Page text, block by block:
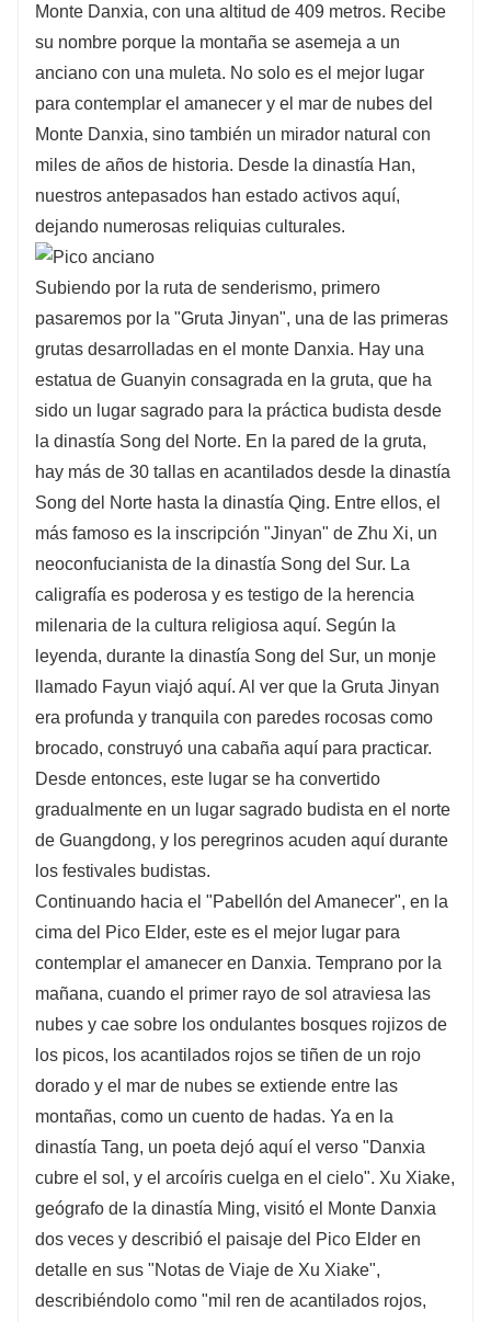
Monte Danxia, ​​con una altitud de 409 metros. Recibe
su nombre porque la montaña se asemeja a un
anciano con una muleta. No solo es el mejor lugar
para contemplar el amanecer y el mar de nubes del
Monte Danxia, ​​sino también un mirador natural con
miles de años de historia. Desde la dinastía Han,
nuestros antepasados ​​han estado activos aquí,
dejando numerosas reliquias culturales.
Subiendo por la ruta de senderismo, primero
pasaremos por la "Gruta Jinyan", una de las primeras
grutas desarrolladas en el monte Danxia. Hay una
estatua de Guanyin consagrada en la gruta, que ha
sido un lugar sagrado para la práctica budista desde
la dinastía Song del Norte. En la pared de la gruta,
hay más de 30 tallas en acantilados desde la dinastía
Song del Norte hasta la dinastía Qing. Entre ellos, el
más famoso es la inscripción "Jinyan" de Zhu Xi, un
neoconfucianista de la dinastía Song del Sur. La
caligrafía es poderosa y es testigo de la herencia
milenaria de la cultura religiosa aquí. Según la
leyenda, durante la dinastía Song del Sur, un monje
llamado Fayun viajó aquí. Al ver que la Gruta Jinyan
era profunda y tranquila con paredes rocosas como
brocado, construyó una cabaña aquí para practicar.
Desde entonces, este lugar se ha convertido
gradualmente en un lugar sagrado budista en el norte
de Guangdong, y los peregrinos acuden aquí durante
los festivales budistas.
Continuando hacia el "Pabellón del Amanecer", en la
cima del Pico Elder, este es el mejor lugar para
contemplar el amanecer en Danxia. Temprano por la
mañana, cuando el primer rayo de sol atraviesa las
nubes y cae sobre los ondulantes bosques rojizos de
los picos, los acantilados rojos se tiñen de un rojo
dorado y el mar de nubes se extiende entre las
montañas, como un cuento de hadas. Ya en la
dinastía Tang, un poeta dejó aquí el verso "Danxia
cubre el sol, y el arcoíris cuelga en el cielo". Xu Xiake,
geógrafo de la dinastía Ming, visitó el Monte Danxia
dos veces y describió el paisaje del Pico Elder en
detalle en sus "Notas de Viaje de Xu Xiake",
describiéndolo como "mil ren de acantilados rojos,